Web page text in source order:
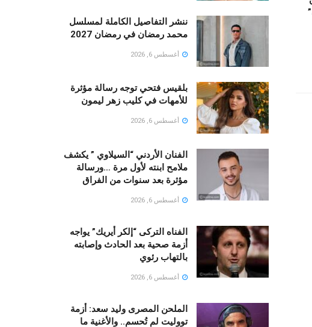
ننشر التفاصيل الكاملة لمسلسل
محمد رمضان في رمضان 2027
أغسطس 6, 2026
بلقيس فتحي توجه رسالة مؤثرة
للأمهات في كليب زهر ليمون ‏
أغسطس 6, 2026
الفنان الأردني “السيلاوي ” يكشف
ملامح ابنته لأول مرة …ورسالة
مؤثرة بعد سنوات من الفراق
أغسطس 6, 2026
الفناه التركى “إلكر أيريك” يواجه
أزمة صحية بعد الحادث وإصابته
بالتهاب رئوي
أغسطس 6, 2026
الملحن المصرى وليد سعد: أزمة
تووليت لم تُحسم.. والأغنية ما